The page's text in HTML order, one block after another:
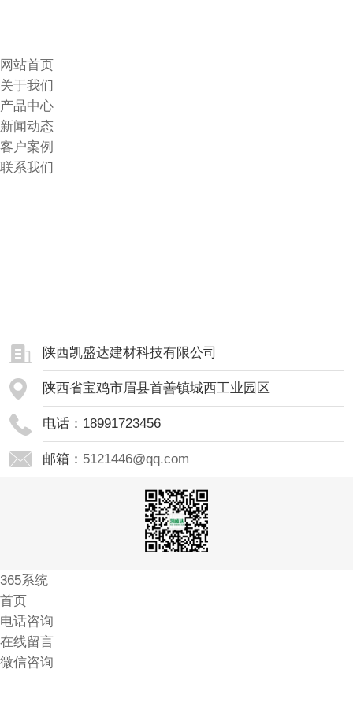
网站首页
关于我们
产品中心
新闻动态
客户案例
联系我们
陕西凯盛达建材科技有限公司
陕西省宝鸡市眉县首善镇城西工业园区
电话：18991723456
邮箱： 5121446@qq.com
365系统
首页
电话咨询
在线留言
微信咨询